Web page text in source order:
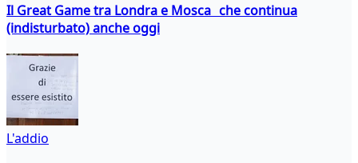
Il Great Game tra Londra e Mosca che continua
(indisturbato) anche oggi
L'addio